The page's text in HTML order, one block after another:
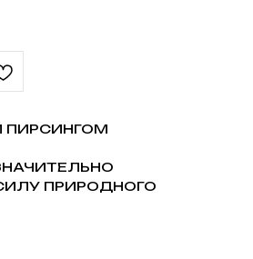
ПИРСИНГОМ
ПРИРОДНОГО